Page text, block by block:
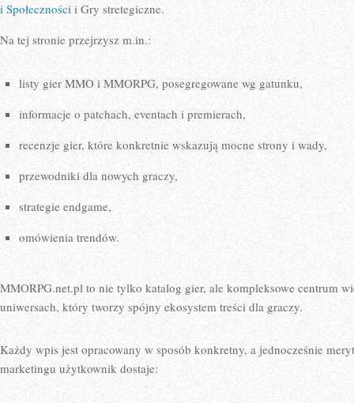
i Społeczności i Gry stretegiczne.
Na tej stronie przejrzysz m.in.:
listy gier MMO i MMORPG, posegregowane wg gatunku,
informacje o patchach, eventach i premierach,
recenzje gier, które konkretnie wskazują mocne strony i wady,
przewodniki dla nowych graczy,
strategie endgame,
omówienia trendów.
MMORPG.net.pl to nie tylko katalog gier, ale kompleksowe centrum
uniwersach, który tworzy spójny ekosystem treści dla graczy.
Każdy wpis jest opracowany w sposób konkretny, a jednocześnie
marketingu użytkownik dostaje: